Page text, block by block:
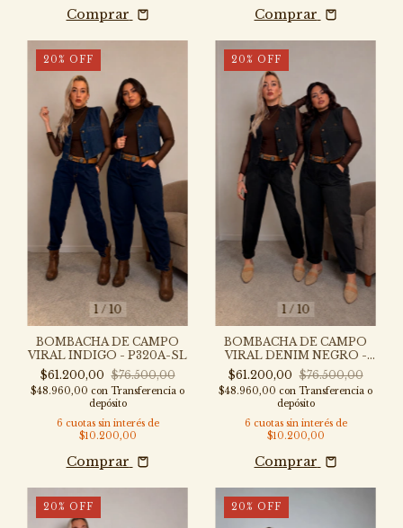
Comprar Comprar
1 / 10
20% OFF
BOMBACHA DE CAMPO
VIRAL INDIGO - P320A-SL
$61.200,00 $76.500,00
$48.960,00 con Transferencia o
depósito
6 cuotas sin interés de
$10.200,00
Comprar
1 / 10
20% OFF
BOMBACHA DE CAMPO
VIRAL DENIM NEGRO -
P320N-SL
$61.200,00 $76.500,00
$48.960,00 con Transferencia o
depósito
6 cuotas sin interés de
$10.200,00
Comprar
20% OFF 20% OFF